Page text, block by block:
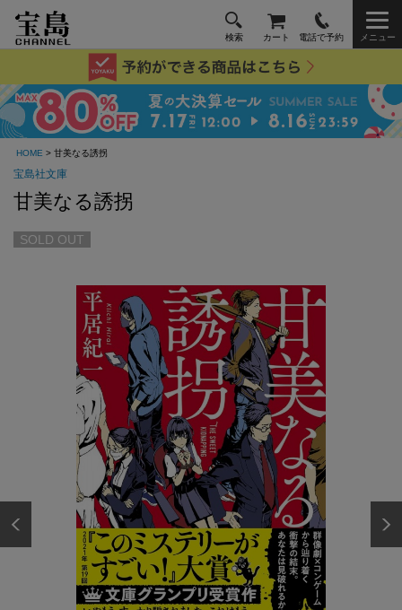
検索 カート 電話で予約 メニュー
HOME > 甘美なる誘拐
宝島社文庫
甘美なる誘拐
SOLD OUT